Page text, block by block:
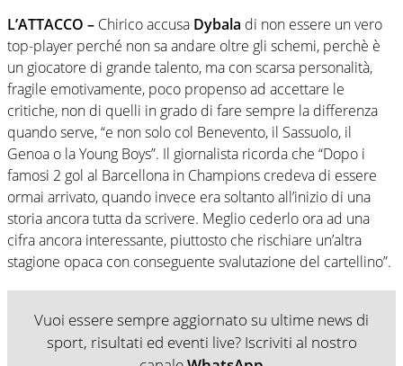
L’ATTACCO – Chirico accusa Dybala di non essere un vero
top-player perché non sa andare oltre gli schemi, perchè è
un giocatore di grande talento, ma con scarsa personalità,
fragile emotivamente, poco propenso ad accettare le
critiche, non di quelli in grado di fare sempre la differenza
quando serve, “e non solo col Benevento, il Sassuolo, il
Genoa o la Young Boys”. Il giornalista ricorda che “Dopo i
famosi 2 gol al Barcellona in Champions credeva di essere
ormai arrivato, quando invece era soltanto all’inizio di una
storia ancora tutta da scrivere. Meglio cederlo ora ad una
cifra ancora interessante, piuttosto che rischiare un’altra
stagione opaca con conseguente svalutazione del cartellino”.
Vuoi essere sempre aggiornato su ultime news di
sport, risultati ed eventi live? Iscriviti al nostro